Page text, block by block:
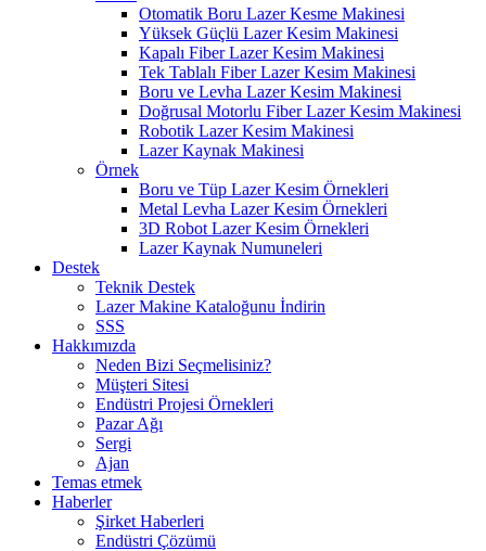
Otomatik Boru Lazer Kesme Makinesi
Yüksek Güçlü Lazer Kesim Makinesi
Kapalı Fiber Lazer Kesim Makinesi
Tek Tablalı Fiber Lazer Kesim Makinesi
Boru ve Levha Lazer Kesim Makinesi
Doğrusal Motorlu Fiber Lazer Kesim Makinesi
Robotik Lazer Kesim Makinesi
Lazer Kaynak Makinesi
Örnek
Boru ve Tüp Lazer Kesim Örnekleri
Metal Levha Lazer Kesim Örnekleri
3D Robot Lazer Kesim Örnekleri
Lazer Kaynak Numuneleri
Destek
Teknik Destek
Lazer Makine Kataloğunu İndirin
SSS
Hakkımızda
Neden Bizi Seçmelisiniz?
Müşteri Sitesi
Endüstri Projesi Örnekleri
Pazar Ağı
Sergi
Ajan
Temas etmek
Haberler
Şirket Haberleri
Endüstri Çözümü